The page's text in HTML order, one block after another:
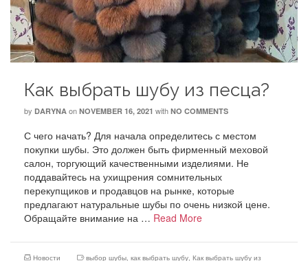
Как выбрать шубу из песца?
by DARYNA on NOVEMBER 16, 2021 with NO COMMENTS
С чего начать? Для начала определитесь с местом
покупки шубы. Это должен быть фирменный меховой
салон, торгующий качественными изделиями. Не
поддавайтесь на ухищрения сомнительных
перекупщиков и продавцов на рынке, которые
предлагают натуральные шубы по очень низкой цене.
Обращайте внимание на … Read More
Новости выбор шубы как выбрать шубу Как выбрать шубу из